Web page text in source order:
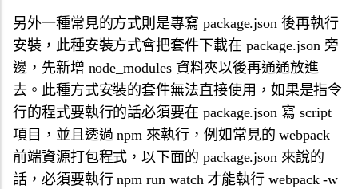
另外一種常見的方式則是專寫 package.json 後再執行
安裝，此種安裝方式會把套件下載在 package.json 旁
邊，先新增 node_modules 資料夾以後再通通放進
去。此種方式安裝的套件無法直接使用，如果是指令
行的程式要執行的話必須要在 package.json 寫 script
項目，並且透過 npm 來執行，例如常見的 webpack
前端資源打包程式，以下面的 package.json 來說的
話，必須要執行 npm run watch 才能執行 webpack -w